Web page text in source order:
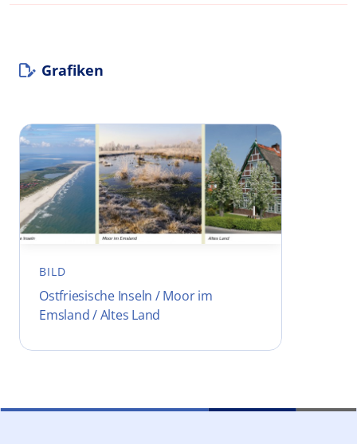
Grafiken
BILD
Ostfriesische Inseln / Moor im
Emsland / Altes Land